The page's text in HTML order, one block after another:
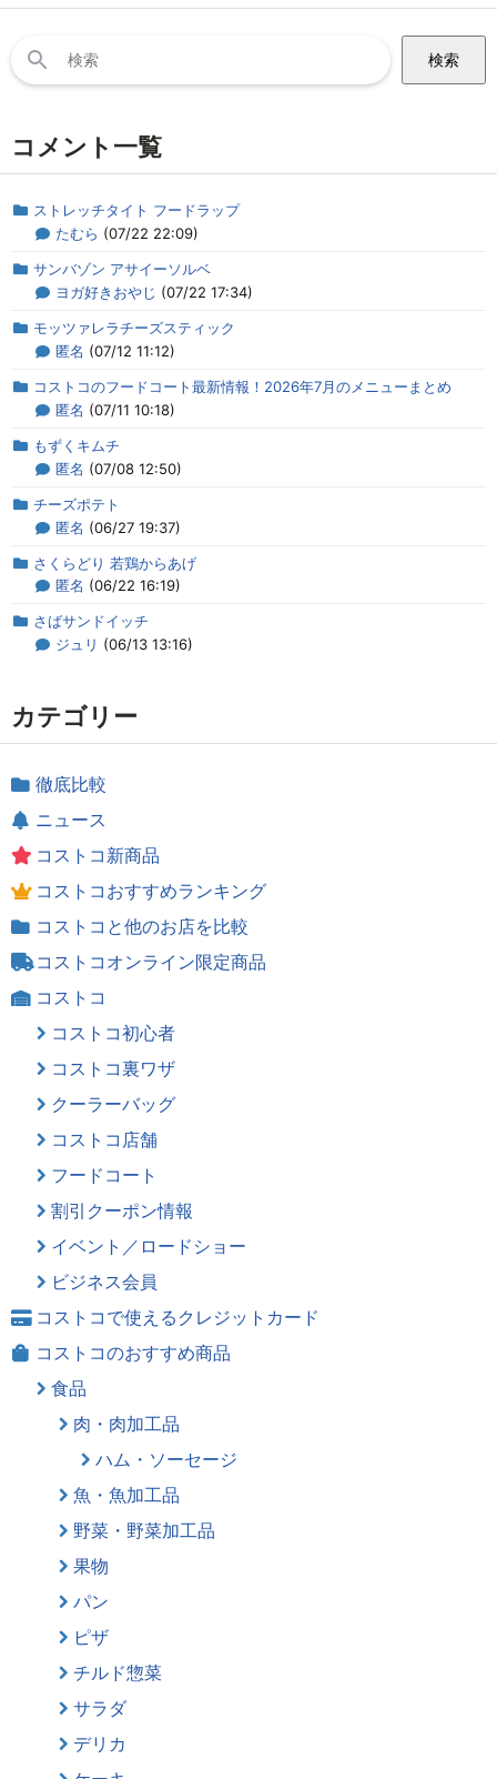
索:
コメント一覧
ストレッチタイト フードラップ
たむら (07/22 22:09)
サンバゾン アサイーソルベ
ヨガ好きおやじ (07/22 17:34)
モッツァレラチーズスティック
匿名 (07/12 11:12)
コストコのフードコート最新情報！2026年7月のメニューまとめ
匿名 (07/11 10:18)
もずくキムチ
匿名 (07/08 12:50)
チーズポテト
匿名 (06/27 19:37)
さくらどり 若鶏からあげ
匿名 (06/22 16:19)
さばサンドイッチ
ジュリ (06/13 13:16)
カテゴリー
徹底比較
ニュース
コストコ新商品
コストコおすすめランキング
コストコと他のお店を比較
コストコオンライン限定商品
コストコ
コストコ初心者
コストコ裏ワザ
クーラーバッグ
コストコ店舗
フードコート
割引クーポン情報
イベント／ロードショー
ビジネス会員
コストコで使えるクレジットカード
コストコのおすすめ商品
食品
肉・肉加工品
ハム・ソーセージ
魚・魚加工品
野菜・野菜加工品
果物
パン
ピザ
チルド惣菜
サラダ
デリカ